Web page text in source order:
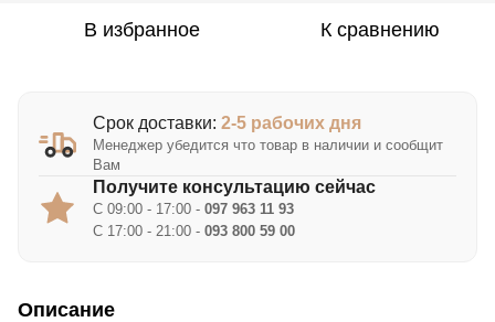
В избранное К сравнению
Срок доставки: 2-5 рабочих дня
Менеджер убедится что товар в наличии и сообщит
Вам
Получите консультацию сейчас
С 09:00 - 17:00 - 097 963 11 93
С 17:00 - 21:00 - 093 800 59 00
Описание